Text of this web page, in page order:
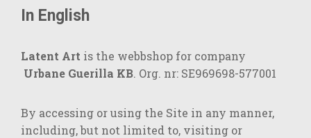
In English
Latent Art is the webbshop for company
Urbane Guerilla KB. Org. nr: SE969698-577001
By accessing or using the Site in any manner,
including, but not limited to, visiting or